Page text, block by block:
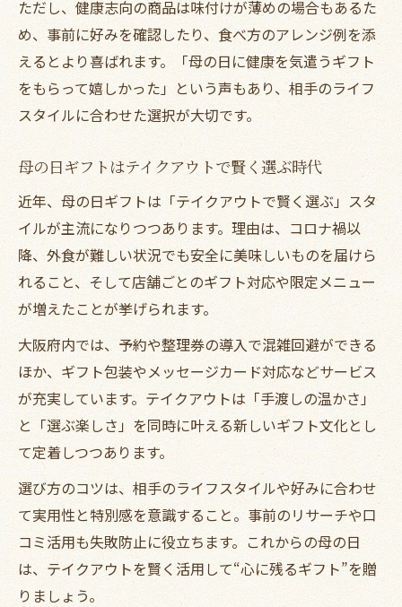
ただし、健康志向の商品は味付けが薄めの場合もあるた
め、事前に好みを確認したり、食べ方のアレンジ例を添
えるとより喜ばれます。「母の日に健康を気遣うギフト
をもらって嬉しかった」という声もあり、相手のライフ
スタイルに合わせた選択が大切です。
母の日ギフトはテイクアウトで賢く選ぶ時代
近年、母の日ギフトは「テイクアウトで賢く選ぶ」スタ
イルが主流になりつつあります。理由は、コロナ禍以
降、外食が難しい状況でも安全に美味しいものを届けら
れること、そして店舗ごとのギフト対応や限定メニュー
が増えたことが挙げられます。
大阪府内では、予約や整理券の導入で混雑回避ができる
ほか、ギフト包装やメッセージカード対応などサービス
が充実しています。テイクアウトは「手渡しの温かさ」
と「選ぶ楽しさ」を同時に叶える新しいギフト文化とし
て定着しつつあります。
選び方のコツは、相手のライフスタイルや好みに合わせ
て実用性と特別感を意識すること。事前のリサーチや口
コミ活用も失敗防止に役立ちます。これからの母の日
は、テイクアウトを賢く活用して“心に残るギフト”を贈
りましょう。